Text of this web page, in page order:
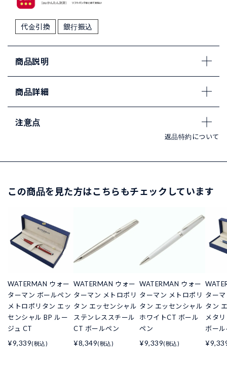
代金引換 銀行振込
商品説明
商品詳細
注意点
返品特約について
この商品を見た方はこちらもチェックしています
WATERMAN ウォー
ターマン ボールペン
メトロポリタン エッ
センシャル BP ルー
ジュ CT
¥9,339(税込)
WATERMAN ウォー
ターマン メトロポリ
タン エッセンシャル
ステンレススチール
CT ボールペン
¥8,349(税込)
WATERMAN ウォー
ターマン メトロポリ
タン エッセンシャル
ホワイトCT ボール
ペン
¥9,339(税込)
ター
タン
メタ
ボー